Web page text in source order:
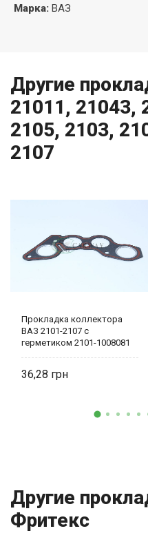
Марка: ВАЗ
Другие
21011, 21043,
2105, 2103,
2107
Прокладка коллектора
ВАЗ 2101-2107 с
герметиком 2101-1008081
36,28
Другие
Фритекс